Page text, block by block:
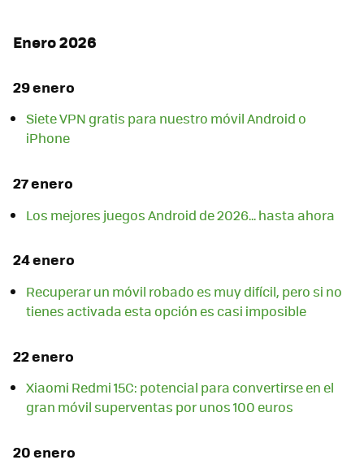
Enero 2026
29 enero
Siete VPN gratis para nuestro móvil Android o
iPhone
27 enero
Los mejores juegos Android de 2026... hasta ahora
24 enero
Recuperar un móvil robado es muy difícil, pero si no
tienes activada esta opción es casi imposible
22 enero
Xiaomi Redmi 15C: potencial para convertirse en el
gran móvil superventas por unos 100 euros
20 enero